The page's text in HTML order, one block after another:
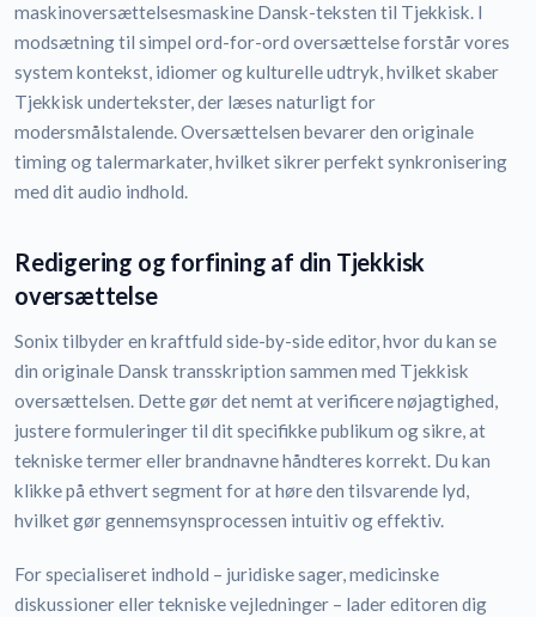
maskinoversættelsesmaskine Dansk-teksten til Tjekkisk. I
modsætning til simpel ord-for-ord oversættelse forstår vores
system kontekst, idiomer og kulturelle udtryk, hvilket skaber
Tjekkisk undertekster, der læses naturligt for
modersmålstalende. Oversættelsen bevarer den originale
timing og talermarkater, hvilket sikrer perfekt synkronisering
med dit audio indhold.
Redigering og forfining af din Tjekkisk
oversættelse
Sonix tilbyder en kraftfuld side-by-side editor, hvor du kan se
din originale Dansk transskription sammen med Tjekkisk
oversættelsen. Dette gør det nemt at verificere nøjagtighed,
justere formuleringer til dit specifikke publikum og sikre, at
tekniske termer eller brandnavne håndteres korrekt. Du kan
klikke på ethvert segment for at høre den tilsvarende lyd,
hvilket gør gennemsynsprocessen intuitiv og effektiv.
For specialiseret indhold – juridiske sager, medicinske
diskussioner eller tekniske vejledninger – lader editoren dig